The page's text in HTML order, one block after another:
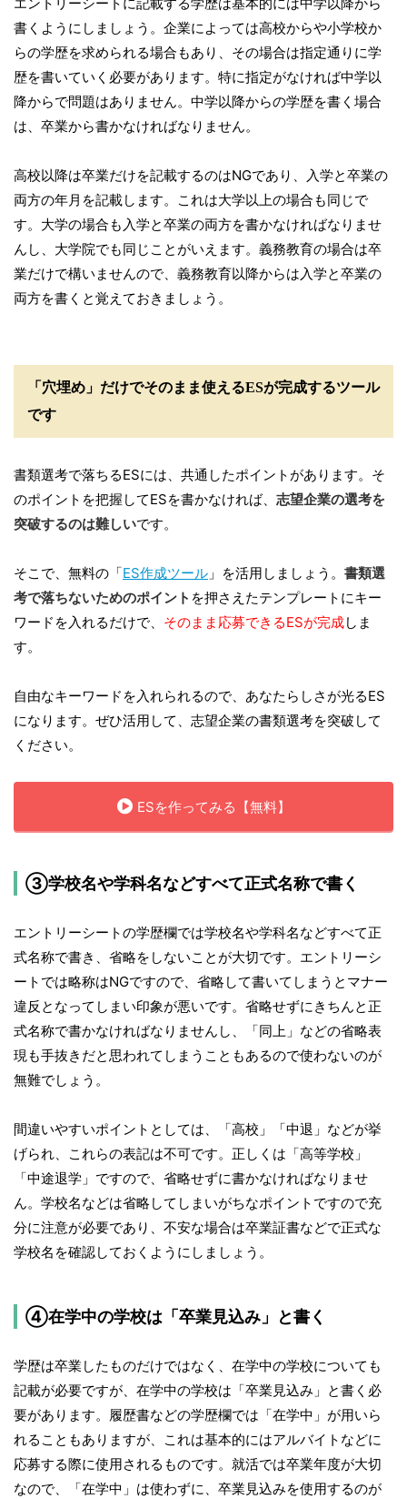
エントリーシートに記載する学歴は基本的には中学以降から
書くようにしましょう。企業によっては高校からや小学校か
らの学歴を求められる場合もあり、その場合は指定通りに学
歴を書いていく必要があります。特に指定がなければ中学以
降からで問題はありません。中学以降からの学歴を書く場合
は、卒業から書かなければなりません。
高校以降は卒業だけを記載するのはNGであり、入学と卒業の
両方の年月を記載します。これは大学以上の場合も同じで
す。大学の場合も入学と卒業の両方を書かなければなりませ
んし、大学院でも同じことがいえます。義務教育の場合は卒
業だけで構いませんので、義務教育以降からは入学と卒業の
両方を書くと覚えておきましょう。
「穴埋め」だけでそのまま使えるESが完成するツール
です
書類選考で落ちるESには、共通したポイントがあります。そ
のポイントを把握してESを書かなければ、 志望企業の選考を
突破するのは難しいです。
そこで、無料の「ES作成ツール 」を活用しましょう。 書類選
考で落ちないためのポイント を押さえたテンプレートにキー
ワードを入れるだけで、 そのまま応募できるESが完成しま
す。
自由なキーワードを入れられるので、あなたらしさが光るES
になります。ぜひ活用して、志望企業の書類選考を突破して
ください。
ESを作ってみる【無料】
③学校名や学科名などすべて正式名称で書く
エントリーシートの学歴欄では学校名や学科名などすべて正
式名称で書き、省略をしないことが大切です。エントリーシ
ートでは略称はNGですので、省略して書いてしまうとマナー
違反となってしまい印象が悪いです。省略せずにきちんと正
式名称で書かなければなりませんし、「同上」などの省略表
現も手抜きだと思われてしまうこともあるので使わないのが
無難でしょう。
間違いやすいポイントとしては、「高校」「中退」などが挙
げられ、これらの表記は不可です。正しくは「高等学校」
「中途退学」ですので、省略せずに書かなければなりませ
ん。学校名などは省略してしまいがちなポイントですので充
分に注意が必要であり、不安な場合は卒業証書などで正式な
学校名を確認しておくようにしましょう。
④在学中の学校は「卒業見込み」と書く
学歴は卒業したものだけではなく、在学中の学校についても
記載が必要ですが、在学中の学校は「卒業見込み」と書く必
要があります。履歴書などの学歴欄では「在学中」が用いら
れることもありますが、これは基本的にはアルバイトなどに
応募する際に使用されるものです。就活では卒業年度が大切
なので、「在学中」は使わずに、卒業見込みを使用するのが